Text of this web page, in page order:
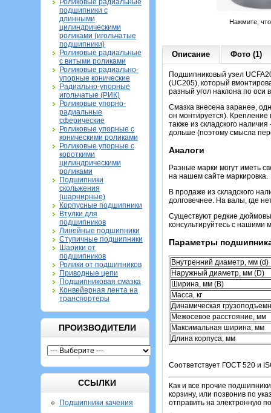
Роликовые радиальные
подшипники с
длинными
цилиндрическими
роликами (игольчатые
подшипники)
Роликовые радиальные
с витыми роликами
Роликовые радиально-
упорные конические
Радиально-упорные
игольчатые (РИК)
Роликовые упорно-
радиальные
сферические
Роликовые упорные с
коническими роликами
Роликовые упорные с
короткими
цилиндрическими
роликами
Подшипники
скольжения
(шарнирные)
Корпусные подшипники
Втулки для
подшипников
Линейные подшипники
Ступичные подшипники
Шарики от
подшипников
Ролики от подшипников
Приводные цепи
Подшипниковая смазка
Конвейерная лента на
транспортеры
ПРОИЗВОДИТЕЛИ
ССЫЛКИ
Подшипники качения
Нажмите,
Описание Фото (1)
Подшипниковый узел
(UC205), который
разный угол наклона по оси
Смазка внесена заранее,
он монтируется).
также из складского
дольше (поэтому смысла
Аналоги
Разные марки могут иметь
на нашем сайте маркировка.
В продаже из складского
долговечнее. На валы, где
Существуют редкие
консультируйтесь с
Параметры
Внутренний диаметр, мм (d)
Наружный диаметр, мм (D)
Ширина, мм (B)
Масса, кг
Динамическая
Межосевое расстояние, мм
Максимальная ширина, мм
Длина корпуса, мм
Соответствует ГОСТ 520 и
Как и все прочие
корзину, или позвонив по
отправить на электронную